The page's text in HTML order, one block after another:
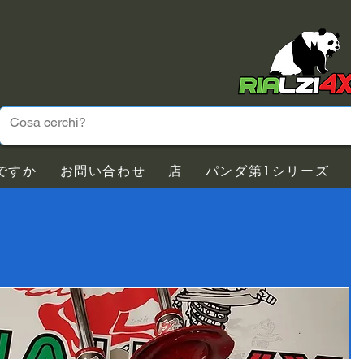
すか お問い合わせ 店 パンダ第1シリーズ